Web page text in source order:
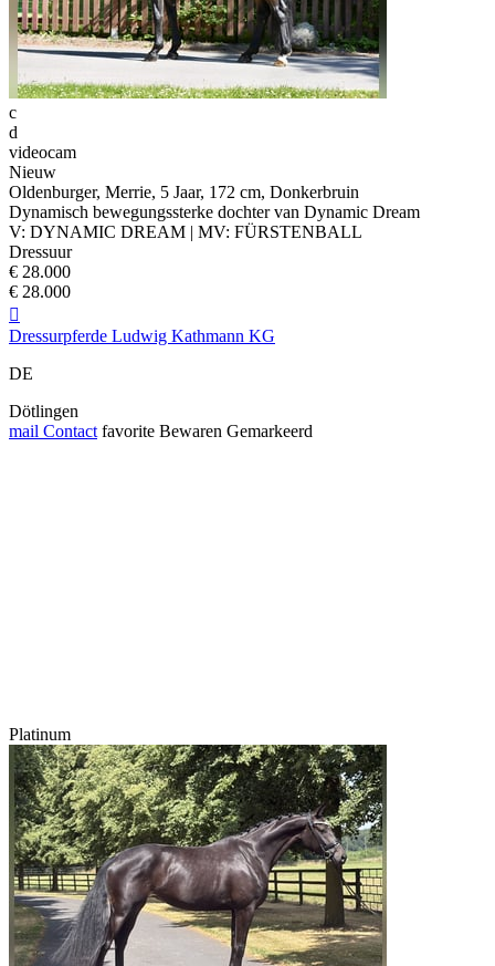
c
d
videocam
Nieuw
Oldenburger, Merrie, 5 Jaar, 172 cm, Donkerbruin
Dynamisch bewegungssterke dochter van Dynamic Dream
V: DYNAMIC DREAM | MV: FÜRSTENBALL
Dressuur
€ 28.000
€ 28.000

Dressurpferde Ludwig Kathmann KG
DE
Dötlingen
mail Contact favorite Bewaren Gemarkeerd
Platinum